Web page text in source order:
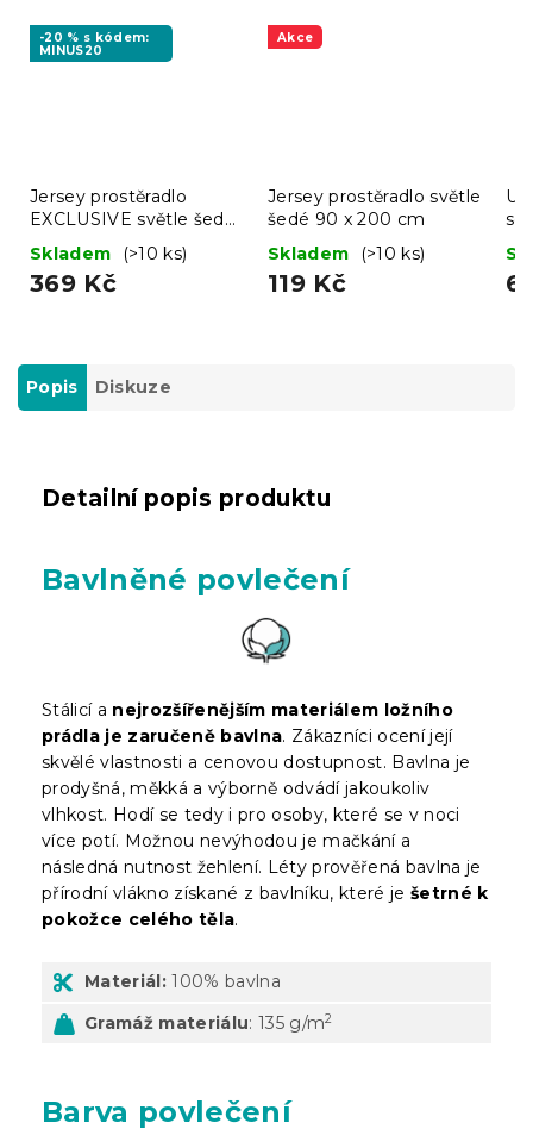
-20 % s kódem:
MINUS20
Jersey prostěradlo
EXCLUSIVE světle šedé
200 x 220 cm
Skladem (>10 ks)
369 Kč
Akce
Jersey prostěradlo světle
šedé 90 x 200 cm
Skladem
(>10 ks)
119 Kč
Popis Diskuze
Detailní popis produktu
Bavlněné povlečení
Stálicí a nejrozšířenějším materiálem ložního
prádla je zaručeně bavlna. Zákazníci ocení její
skvělé vlastnosti a cenovou dostupnost. Bavlna je
prodyšná, měkká a výborně odvádí jakoukoliv
vlhkost. Hodí se tedy i pro osoby, které se v noci
více potí. Možnou nevýhodou je mačkání a
následná nutnost žehlení. Léty prověřená bavlna je
přírodní vlákno získané z bavlníku, které je šetrné k
pokožce celého těla.
Materiál: 100% bavlna
Gramáž materiálu: 135 g/m2
Barva povlečení